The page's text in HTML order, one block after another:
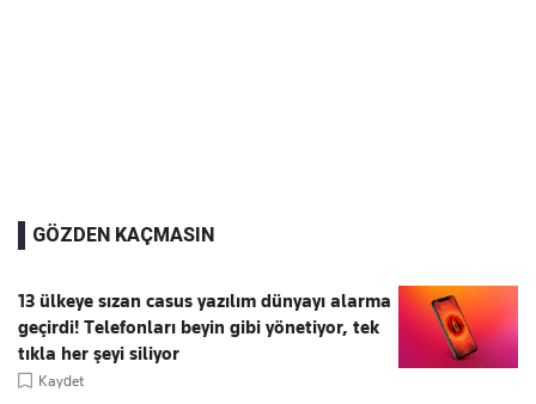
GÖZDEN KAÇMASIN
13 ülkeye sızan casus yazılım dünyayı alarma
geçirdi! Telefonları beyin gibi yönetiyor, tek
tıkla her şeyi siliyor
Kaydet